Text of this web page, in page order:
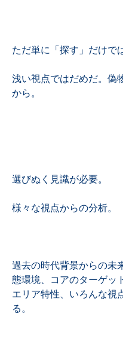
ただ単に「探す」だけで
浅い視点ではだめだ。偽
から。
選びぬく見識が必要。
様々な視点からの分析。
過去の時代背景からの未
態環境、コアのターゲッ
エリア特性、いろんな視
る。